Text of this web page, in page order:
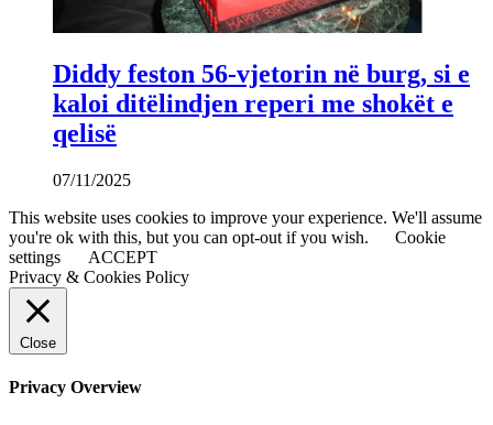
Diddy feston 56-vjetorin në burg, si e
kaloi ditëlindjen reperi me shokët e
qelisë
07/11/2025
This website uses cookies to improve your experience. We'll assume
you're ok with this, but you can opt-out if you wish.
Cookie
settings
ACCEPT
Privacy & Cookies Policy
Close
Privacy Overview